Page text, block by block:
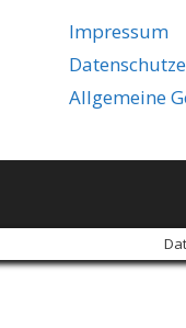
Impressum
Allgemeine